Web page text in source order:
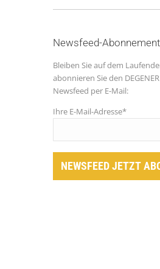
Newsfeed-Abonnement
Bleiben Sie auf dem
abonnieren Sie den DEGENER
Newsfeed per E-Mail:
Ihre E-Mail-Adresse*